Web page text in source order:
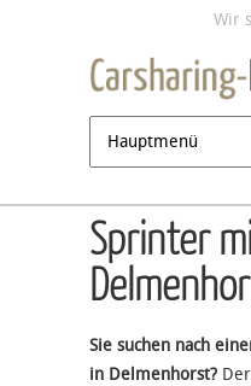
Wir
Sprinter
Sie suchen nach
in Delmenhorst?